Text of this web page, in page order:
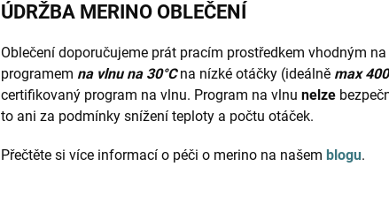
ÚDRŽBA MERINO OBLEČENÍ
Oblečení doporučujeme prát pracím prostředkem vhodným na
programem na vlnu na 30°Cna nízké otáčky (ideálně max 400
certifikovaný program na vlnu. Program na vlnu nelze
to ani za podmínky snížení teploty a počtu otáček.
Přečtěte si více informací o péči o merino na našem blogu.